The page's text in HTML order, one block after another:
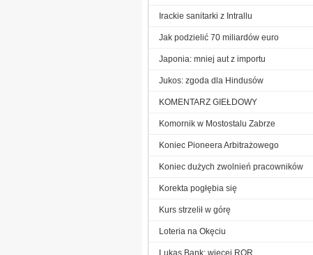
Irackie sanitarki z Intrallu
Jak podzielić 70 miliardów euro
Japonia: mniej aut z importu
Jukos: zgoda dla Hindusów
KOMENTARZ GIEŁDOWY
Komornik w Mostostalu Zabrze
Koniec Pioneera Arbitrażowego
Koniec dużych zwolnień pracowników
Korekta pogłębia się
Kurs strzelił w górę
Loteria na Okęciu
Lukas Bank: więcej ROR